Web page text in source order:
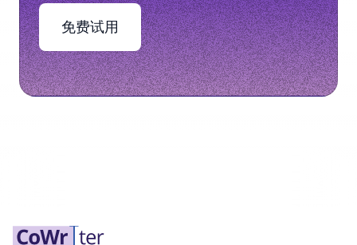
免费试用